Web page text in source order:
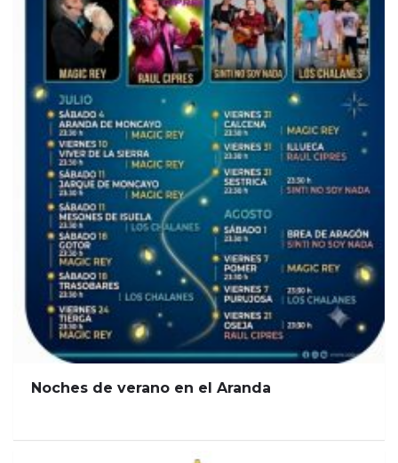
Noches de verano en el Aranda